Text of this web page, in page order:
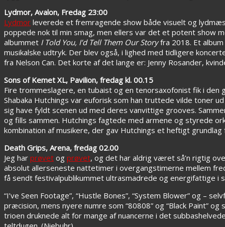
Lydmor, Avalon, Fredag 23:00
Lydmor leverede et fremragende show både visuelt og
poppede nok til min smag, men ellers var det et potent show
albummet I Told You, I’d Tell Them Our Storyfra 2018. Et
musikalske udtryk. Der blev også, i lighed med tidligere
fra Nelson Can. Det korte af det lange er: Jenny Rosander,
Sons of Kemet XL, Pavilion, fredag kl. 00.15
Fire trommeslagere, en tubaist og en tenorsaxofonist fik i
Shabaka Hutchings var euforisk som han truttede vilde toner
sig have fyldt scenen ud med deres vanvittige grooves.
og fills sammen. Hutchings fagtede med armene og styrede
kombination af musikere, der gav Hutchings et heftigt
Death Grips, Arena, fredag 02.00
Jeg har prøvet og prøvet, og det har aldrig været så’n rigtig
absolut allerseneste nattetimer i overgangstimerne mellem
få sendt festivalpublikummet ultrasmadrede og energifattige
“I’ve Seen Footage”, “Hustle Bones”, “System Blower” og –
præcision, mens nyere numre som “80808” og “Black Paint”
trioen druknede alt for mange af nuancerne i det